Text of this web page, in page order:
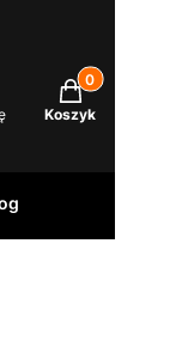
Produkty w
Koszyk